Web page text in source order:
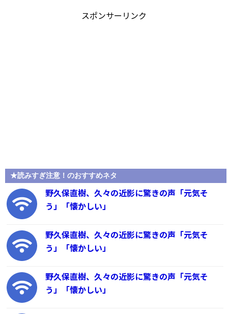
スポンサーリンク
★読みすぎ注意！のおすすめネタ
野久保直樹、久々の近影に驚きの声「元気そ
う」「懐かしい」
野久保直樹、久々の近影に驚きの声「元気そ
う」「懐かしい」
野久保直樹、久々の近影に驚きの声「元気そ
う」「懐かしい」